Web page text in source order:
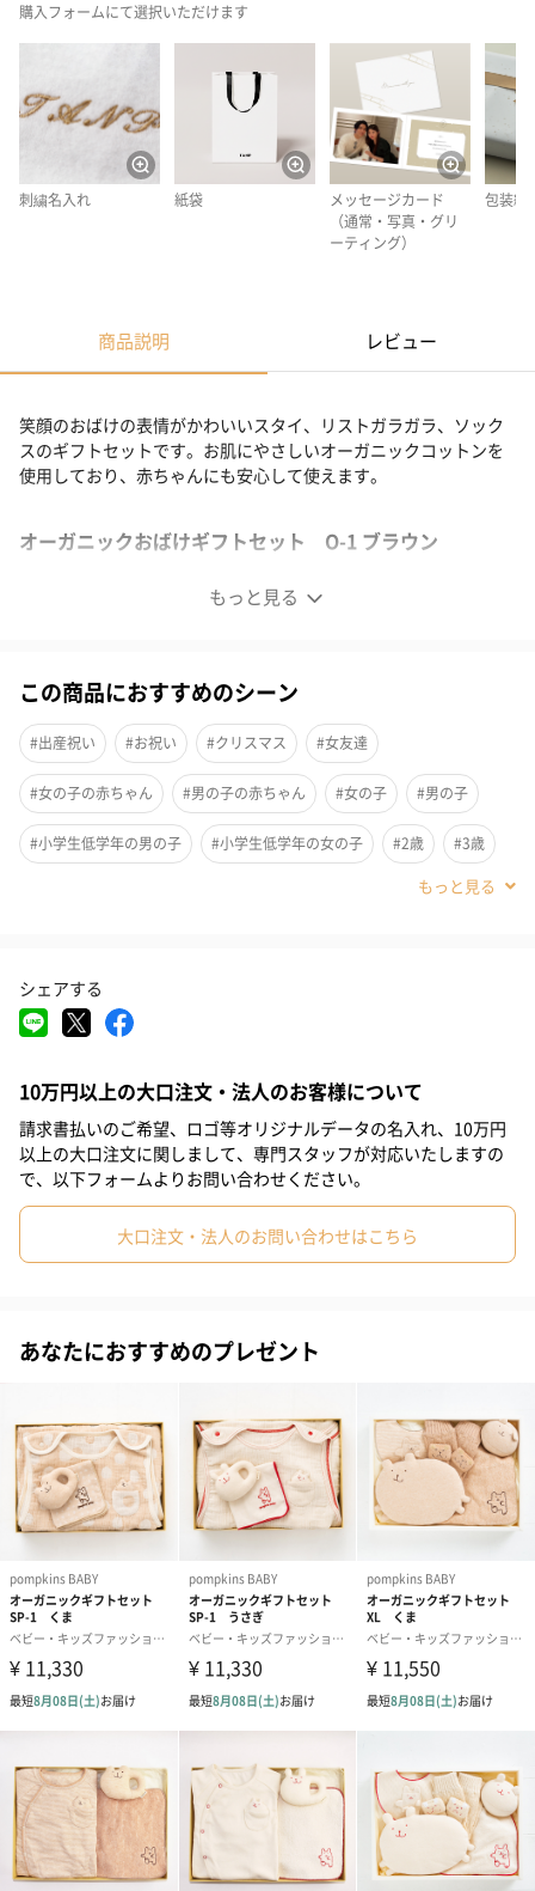
購入フォームにて選択いただけます
刺繍名入れ 紙袋
メッセージカード
（通常・写真・グリ
ーティング）
包装紙
商品説明 レビュー
もっと見る
笑顔のおばけの表情がかわいいスタイ、リストガラガラ、ソック
スのギフトセットです。お肌にやさしいオーガニックコットンを
使用しており、赤ちゃんにも安心して使えます。
オーガニックおばけギフトセット O-1 ブラウン
ラ、履き口がふんわり設計のソックス。オーガニックコットンを
使用したギフトセットです。
かわいい癒される表情のキャラクターのセットです。リストガラ
ガラはマジックテープなので手首、足首、ベビーカーやバッグな
ギフトボックスにリボンを巻いてお届けします。
出産祝いの贈り物におすすめです。
セット内容
おばけ・ミニスタイ
おばけ・リストガラガラ
クルーソックス
針抜きの繊細なニュアンスのあるはき口は、幅広なので足が食い
込みにくいデザイン。全体に透かし柄が入っています。女の子に
この商品におすすめのシーン
#出産祝い #お祝い #クリスマス #女友達
#女の子の赤ちゃん #男の子の赤ちゃん #女の子 #男の子
#小学生低学年の男の子 #小学生低学年の女の子 #2歳 #3歳
シェアする
10万円以上の大口注文・法人のお客様について
請求書払いのご希望、ロゴ等オリジナルデータの名入れ、10万円
以上の大口注文に関しまして、専門スタッフが対応いたしますの
で、以下フォームよりお問い合わせください。
大口注文・法人のお問い合わせはこちら
あなたにおすすめのプレゼント